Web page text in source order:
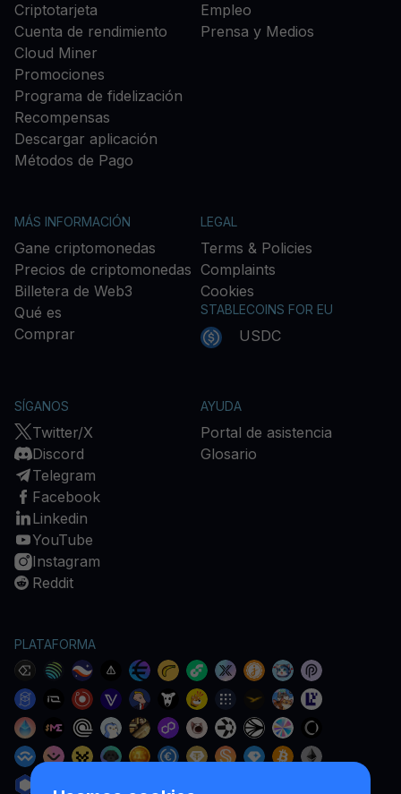
Criptotarjeta
Cuenta de rendimiento
Cloud Miner
Promociones
Programa de fidelización
Recompensas
Descargar aplicación
Métodos de Pago
Empleo
Prensa y Medios
MÁS INFORMACIÓN
Gane criptomonedas
Precios de criptomonedas
Billetera de Web3
Qué es
Comprar
LEGAL
Terms & Policies
Complaints
Cookies
STABLECOINS FOR EU
USDC
SÍGANOS
Twitter/X
Discord
Telegram
Facebook
Linkedin
YouTube
Instagram
Reddit
AYUDA
Portal de asistencia
Glosario
PLATAFORMA